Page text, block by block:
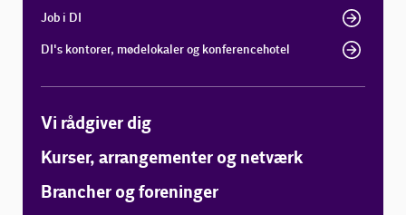
Job i DI
DI's kontorer, mødelokaler og konferencehotel
Vi rådgiver dig
Kurser, arrangementer og netværk
Brancher og foreninger